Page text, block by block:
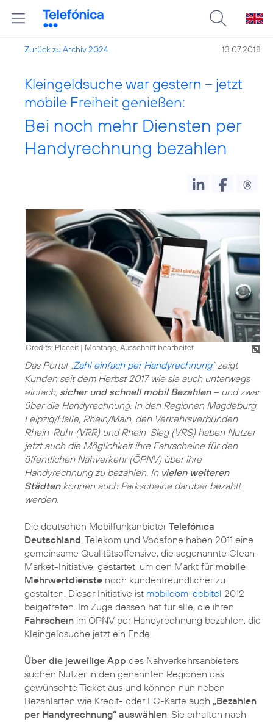
Zurück zu Archiv 2024 13.07.2018
Kleingeldsuche war gestern – jetzt
mobile Freiheit genießen:
Bei noch mehr Diensten per
Handyrechnung bezahlen
Credits: Placeit | Montage, Ausschnitt bearbeitet
Das Portal „ Zahl einfach per Handyrechnung“ zeigt
Kunden seit dem Herbst 2017 wie sie auch unterwegs
einfach, sicher und schnell mobil Bezahlen– und zwar
über die Handyrechnung. In den Regionen Magdeburg,
Leipzig/Halle, Rhein/Main, den Verkehrsverbünden
Rhein-Ruhr (VRR) und Rhein-Sieg (VRS) haben Nutzer
jetzt auch die Möglichkeit ihre Fahrscheine für den
öffentlichen Nahverkehr (ÖPNV) über ihre
Handyrechnung zu bezahlen. In vielen weiteren
Städtenkönnen auch Parkscheine darüber bezahlt
werden.
Die deutschen MobilfunkanbieterTelefónica
Deutschland, Telekom und Vodafone haben 2011 eine
gemeinsame Qualitätsoffensive, die sogenannte Clean-
Market-Initiative, gestartet, um den Markt für mobile
Mehrwertdienste noch kundenfreundlicher zu
gestalten. Dieser Initiative ist mobilcom-debitel 2012
beigetreten. Im Zuge dessen hat für alle, die ihren
Fahrschein im ÖPNV per Handyrechnung bezahlen, die
Kleingeldsuche jetzt ein Ende.
Über die jeweilige App des Nahverkehrsanbieters
suchen Nutzer in den genannten Regionen das
gewünschte Ticket aus und können nun neben
Bezahlarten wie Kredit- oder EC-Karte auch „Bezahlen
per Handyrechnung“ auswählen . Sie erhalten nach